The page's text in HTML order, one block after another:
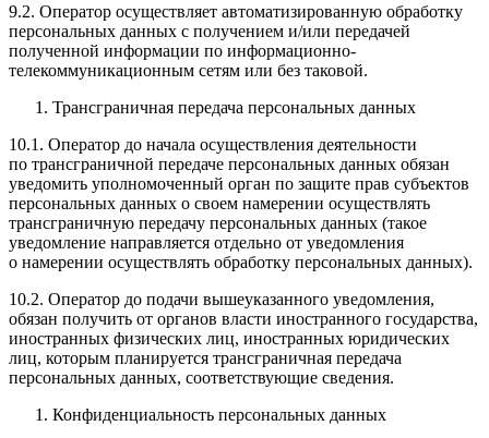
9.2. Оператор осуществляет автоматизированную обработку
персональных данных с получением и/или передачей
полученной информации по информационно-
телекоммуникационным сетям или без таковой.
Трансграничная передача персональных данных
10.1. Оператор до начала осуществления деятельности
по трансграничной передаче персональных данных обязан
уведомить уполномоченный орган по защите прав субъектов
персональных данных о своем намерении осуществлять
трансграничную передачу персональных данных (такое
уведомление направляется отдельно от уведомления
о намерении осуществлять обработку персональных данных).
10.2. Оператор до подачи вышеуказанного уведомления,
обязан получить от органов власти иностранного государства,
иностранных физических лиц, иностранных юридических
лиц, которым планируется трансграничная передача
персональных данных, соответствующие сведения.
Конфиденциальность персональных данных